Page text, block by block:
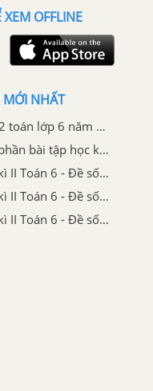
OFFLINE
MỚI NHẤT
Giải đề thi học kì 2 toán lớp 6 năm 2020 - 2021 trường Archimeches
Đề cương ôn tập phần bài tập học kì 2 toán 6
Đề kiểm tra giữa kì II Toán 6 - Đề số 1 có lời giải chi tiết
Đề kiểm tra giữa kì II Toán 6 - Đề số 2 có lời giải chi tiết
Đề kiểm tra giữa kì II Toán 6 - Đề số 3 có lời giải chi tiết